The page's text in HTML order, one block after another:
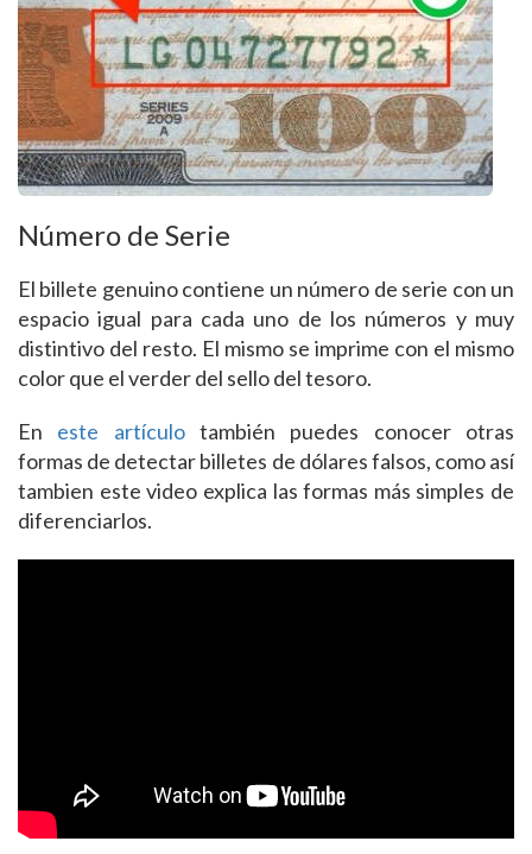
Número de Serie
El billete genuino contiene un número de serie con un
espacio igual para cada uno de los números y muy
distintivo del resto. El mismo se imprime con el mismo
color que el verder del sello del tesoro.
En este artículotambién puedes conocer otras
formas de detectar billetes de dólares falsos, como así
tambien este video explica las formas más simples de
diferenciarlos.